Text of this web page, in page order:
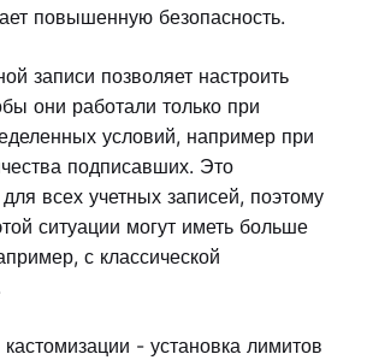
повышенную безопасность.
записи позволяет настроить
они работали только при
условий, например при
подписавших. Это
для всех учетных записей, поэтому
ситуации могут иметь больше
с классической
- установка лимитов